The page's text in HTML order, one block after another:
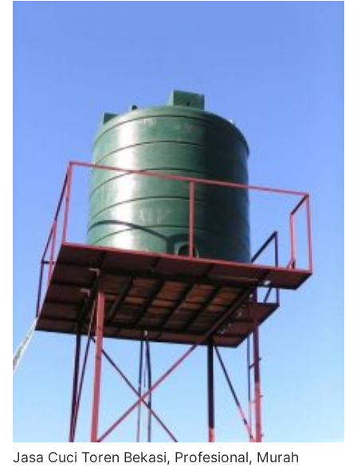
Jasa Cuci Toren Bekasi, Profesional, Murah